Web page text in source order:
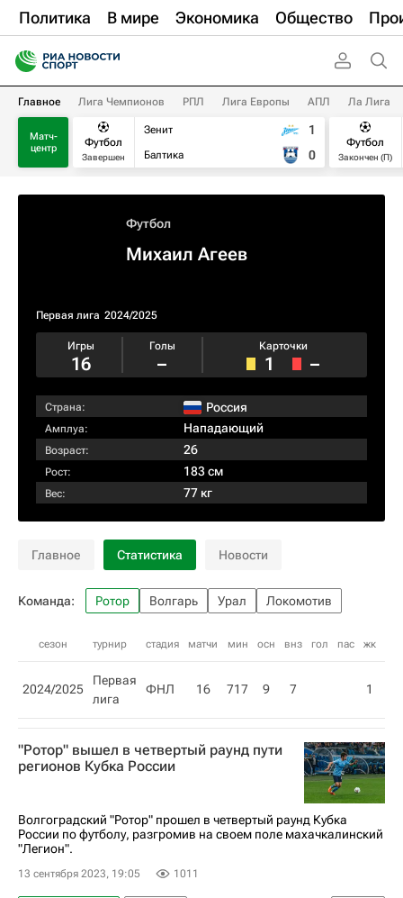
Политика В мире Экономика Общество
Главное Лига Чемпионов РПЛ Лига Европы АПЛ Ла Лига
Матч-
центр
Футбол
Завершен
Зенит
Балтика
1
0
Футбол
Закончен (П)
Футбол
Михаил Агеев
Первая лига 2024/2025
Игры
16
Голы
–
Карточки
1 –
Страна: Россия
Амплуа: Нападающий
Возраст: 26
Рост: 183 см
Вес: 77 кг
Главное Статистика Новости
Команда: Ротор Волгарь Урал Локомотив
сезон турнир стадия матчи мин осн внз гол пас жк
2024/2025
Первая
лига
ФНЛ 16 717 9 7 1
"Ротор" вышел в четвертый раунд пути
регионов Кубка России
Волгоградский "Ротор" прошел в четвертый раунд Кубка
России по футболу, разгромив на своем поле махачкалинский
"Легион".
13 сентября 2023, 19:05 1011